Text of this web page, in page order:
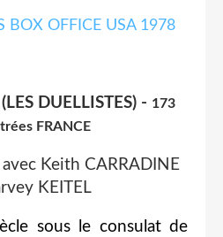
DUELLISTES) - 173
FRANCE
avec Keith CARRADINE
KEITEL
sous le consulat de